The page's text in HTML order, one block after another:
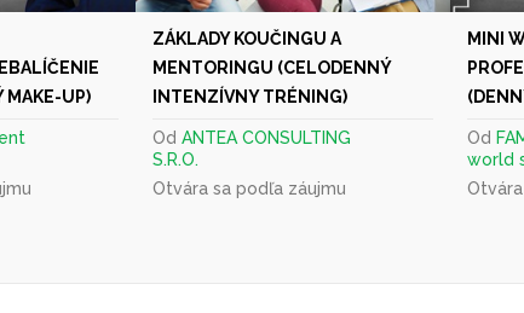
MAKE-UP)
ZÁKLADY KOUČINGU A
MENTORINGU (CELODENNÝ
INTENZÍVNY TRÉNING)
Od ANTEA CONSULTING
S.R.O.
Otvára sa podľa záujmu
MINI
Od
world